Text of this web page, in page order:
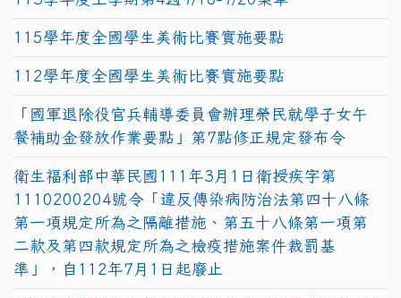
115學年度全國學生美術比賽實施要點
112學年度全國學生美術比賽實施要點
「國軍退除役官兵輔導委員會辦理榮民就學子女午
餐補助金發放作業要點」第7點修正規定發布令
衛生福利部中華民國111年3月1日衛授疾字第
1110200204號令「違反傳染病防治法第四十八條
第一項規定所為之隔離措施、第五十八條第一項第
二款及第四款規定所為之檢疫措施案件裁罰基
準」，自112年7月1日起廢止